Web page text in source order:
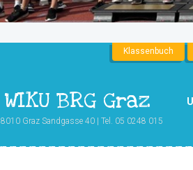
Klassenbuch
WIKU BRG Graz
8010 Graz Sandgasse 40 | Tel. 05 0248 015